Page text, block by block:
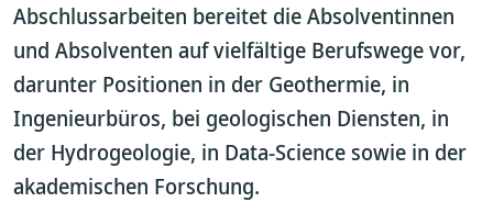
Abschlussarbeiten bereitet die Absolventinnen
und Absolventen auf vielfältige Berufswege vor,
darunter Positionen in der Geothermie, in
Ingenieurbüros, bei geologischen Diensten, in
der Hydrogeologie, in Data-Science sowie in der
akademischen Forschung.